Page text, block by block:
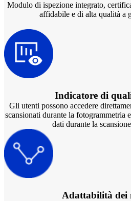
Modulo di ispezione integrato,
affidabile e di alta qualità a
Indicatore di
Gli utenti possono accedere
scansionati durante la fotogrammetria
dati durante la
Adattabilità dei